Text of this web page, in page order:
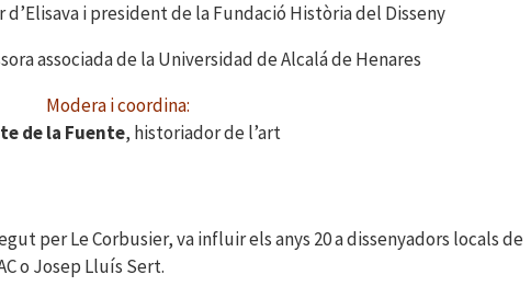
d’Elisava i president de la Fundació Història del Disseny
associada de la Universidad de Alcalá de Henares
Modera i coordina:
de la Fuente, historiador de l’art
per Le Corbusier, va influir els anys 20 a dissenyadors locals de
o Josep Lluís Sert.